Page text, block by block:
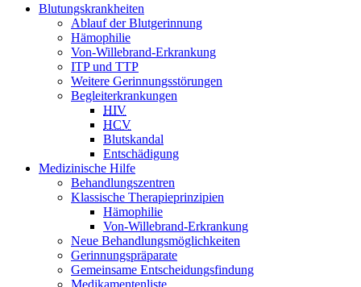
Blutungskrankheiten
Ablauf der Blutgerinnung
Hämophilie
Von-Willebrand-Erkrankung
ITP und TTP
Weitere Gerinnungsstörungen
Begleiterkrankungen
HIV
HCV
Blutskandal
Entschädigung
Medizinische Hilfe
Behandlungszentren
Klassische Therapieprinzipien
Hämophilie
Von-Willebrand-Erkrankung
Neue Behandlungsmöglichkeiten
Gerinnungspräparate
Gemeinsame Entscheidungsfindung
Medikamentenliste